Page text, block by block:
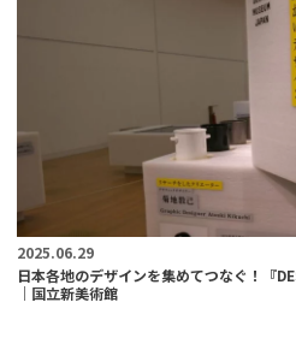
2025.06.29
日本各地のデザインを集めてつなぐ！『
｜国立新美術館